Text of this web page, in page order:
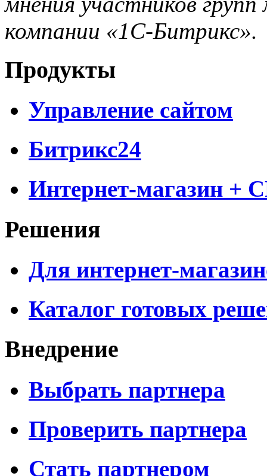
компании «1С-Битрикс».
Продукты
Управление сайтом
Битрикс24
Интернет-магазин +
Решения
Для интернет-
Каталог готовых
Внедрение
Выбрать партнера
Проверить партнера
Стать партнером